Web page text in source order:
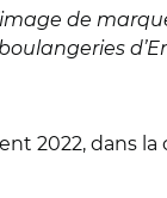
de
2022, dans